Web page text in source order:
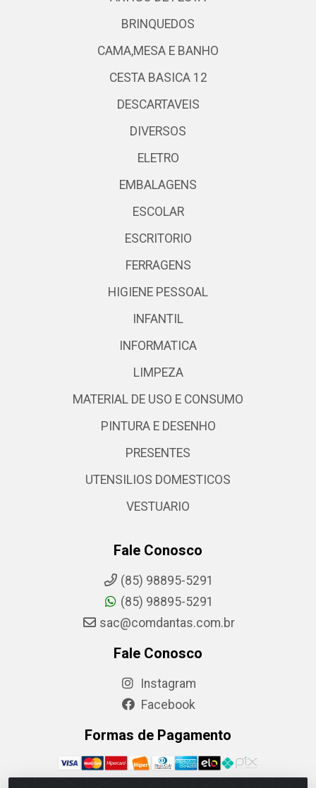
BRINQUEDOS
CAMA,MESA E BANHO
CESTA BASICA 12
DESCARTAVEIS
DIVERSOS
ELETRO
EMBALAGENS
ESCOLAR
ESCRITORIO
FERRAGENS
HIGIENE PESSOAL
INFANTIL
INFORMATICA
LIMPEZA
MATERIAL DE USO E CONSUMO
PINTURA E DESENHO
PRESENTES
UTENSILIOS DOMESTICOS
VESTUARIO
Fale Conosco
(85) 98895-5291
(85) 98895-5291
sac@comdantas.com.br
Fale Conosco
Instagram
Facebook
Formas de Pagamento